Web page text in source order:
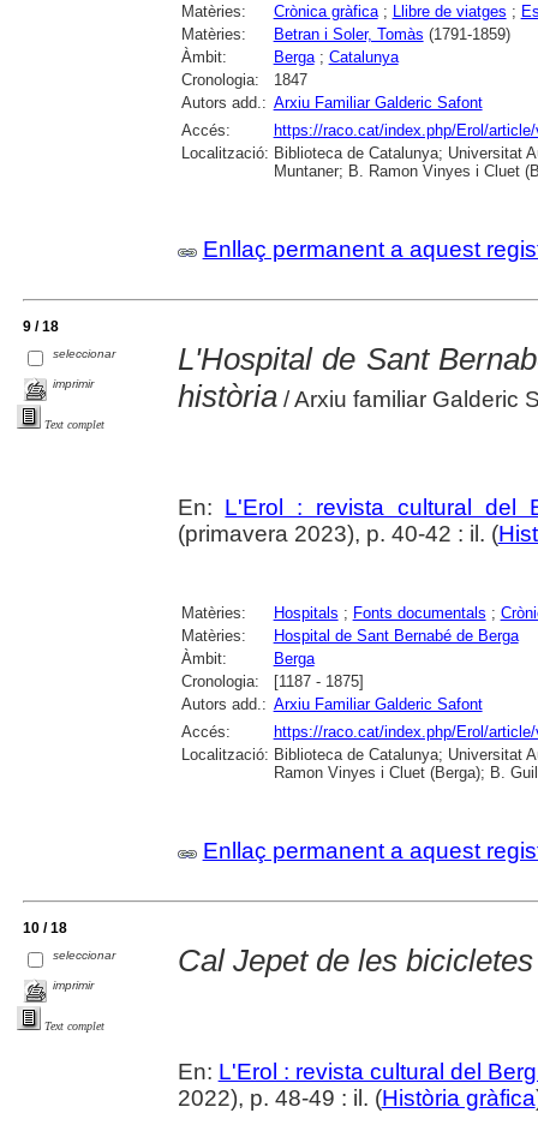
Matèries: Crònica gràfica; Llibre de viatges ;
Matèries:
Betran i Soler, Tomàs (1791-1859)
Àmbit:
Berga; Catalunya
Cronologia:
1847
Autors add.: Arxiu Familiar Galderic Safont
Accés:
https://raco.cat/index.php/Erol/
Localització: Biblioteca de Catalunya; Universitat
Muntaner; B. Ramon Vinyes i Cluet
Enllaç permanent a aquest
9 / 18
seleccionar
imprimir
Text complet
L'Hospital de Sant
història/ Arxiu familiar Galderic
En: L'Erol : revista cultural del
(primavera 2023), p. 40-42 : il. (
Matèries: Hospitals ; Fonts documentals ;
Matèries:
Hospital de Sant Bernabé de Berga
Àmbit:
Berga
Cronologia:
[1187 - 1875]
Autors add.: Arxiu Familiar Galderic Safont
Accés:
https://raco.cat/index.php/Erol/
Localització: Biblioteca de Catalunya; Universitat
Ramon Vinyes i Cluet (Berga); B.
Enllaç permanent a aquest
10 / 18
seleccionar
imprimir
Text complet
Cal Jepet de les bicicletes
En: L'Erol : revista cultural del
2022), p. 48-49 : il. (Història gràfica